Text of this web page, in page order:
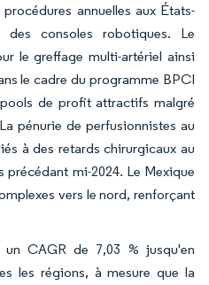
annuelles aux États-
consoles robotiques. Le
le greffage multi-artériel ainsi
le cadre du programme BPCI
de profit attractifs malgré
pénurie de perfusionnistes au
à des retards chirurgicaux au
mi-2024. Le Mexique
vers le nord, renforçant
un CAGR de 7,03 % jusqu'en
les régions, à mesure que la